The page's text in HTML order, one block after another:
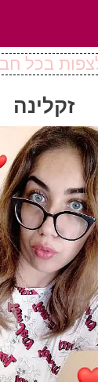
בכל
זקלינה